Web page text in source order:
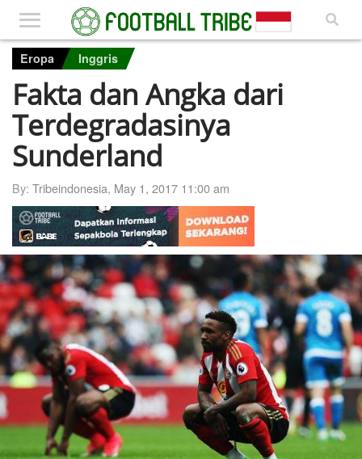
Eropa Inggris
Fakta dan Angka dari
Terdegradasinya
Sunderland
By: Tribeindonesia, May 1, 2017 11:00 am